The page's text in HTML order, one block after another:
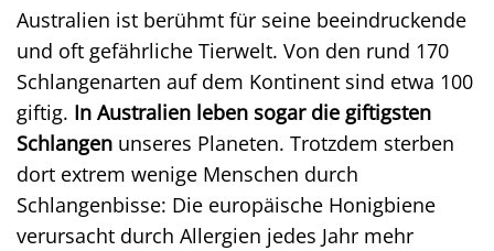
Australien ist berühmt für seine beeindruckende
und oft gefährliche Tierwelt. Von den rund 170
Schlangenarten auf dem Kontinent sind etwa 100
giftig. In Australien leben sogar die giftigsten
Schlangen unseres Planeten. Trotzdem sterben
dort extrem wenige Menschen durch
Schlangenbisse: Die europäische Honigbiene
verursacht durch Allergien jedes Jahr mehr